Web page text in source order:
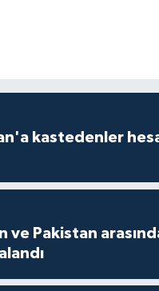
kastedenler
ve Pakistan